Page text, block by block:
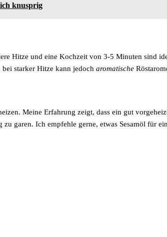
knusprig
Hitze und eine Kochzeit von 3-5 Minuten sind
starker Hitze kann jedoch aromatische
Meine Erfahrung zeigt, dass ein gut
garen. Ich empfehle gerne, etwas Sesamöl für